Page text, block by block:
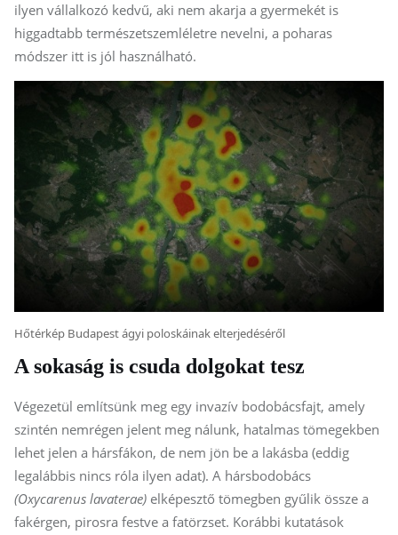
ilyen vállalkozó kedvű, aki nem akarja a gyermekét is
higgadtabb természetszemléletre nevelni, a poharas
módszer itt is jól használható.
Hőtérkép Budapest ágyi poloskáinak elterjedéséről
A sokaság is csuda dolgokat tesz
Végezetül említsünk meg egy invazív bodobácsfajt, amely
szintén nemrégen jelent meg nálunk, hatalmas tömegekben
lehet jelen a hársfákon, de nem jön be a lakásba (eddig
legalábbis nincs róla ilyen adat). A hársbodobács
(Oxycarenus lavaterae) elképesztő tömegben gyűlik össze a
fakérgen, pirosra festve a fatörzset. Korábbi kutatások